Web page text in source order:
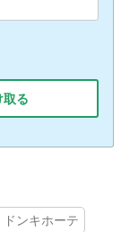
る
ドンキホーテ